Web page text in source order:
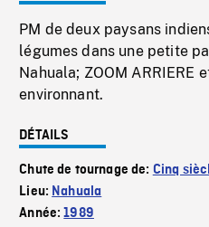
PM de deux paysans
légumes dans une petite
Nahuala; ZOOM ARRIERE
environnant.
DÉTAILS
Chute de tournage de: Cinq
Lieu: Nahuala
Année:1989